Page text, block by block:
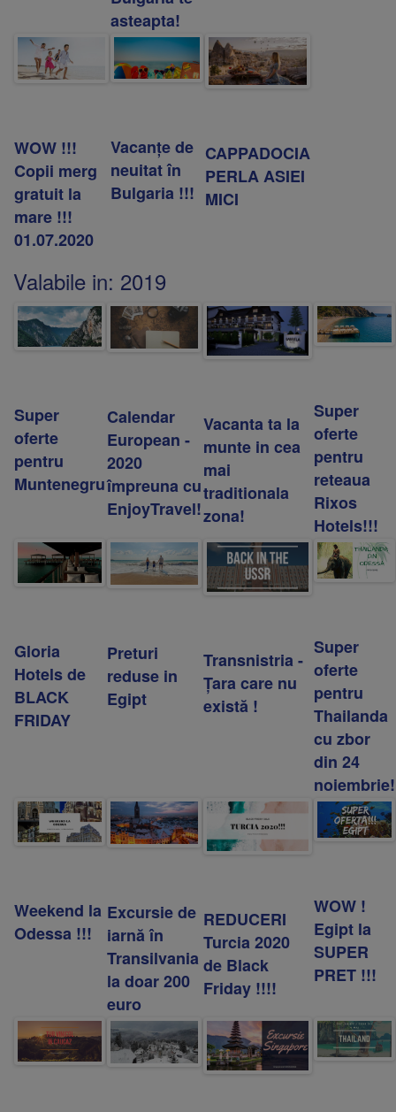
asteapta!
WOW !!!
Copii merg
gratuit la
mare !!!
01.07.2020
Vacanţe de
neuitat în
Bulgaria !!!
CAPPADOCIA
PERLA ASIEI
MICI
Valabile in: 2019
Super
oferte
pentru
Muntenegru
Calendar
European -
2020
împreuna cu
EnjoyTravel!
Vacanta ta la
munte in cea
mai
traditionala
zona!
Super
oferte
pentru
reteaua
Rixos
Hotels!!!
Gloria
Hotels de
BLACK
FRIDAY
Preturi
reduse in
Egipt
Transnistria -
Țara care nu
există !
Super
oferte
pentru
Thailanda
cu zbor
din 24
noiembrie!
Weekend la
Odessa !!!
Excursie de
iarnă în
Transilvania
la doar 200
euro
REDUCERI
Turcia 2020
de Black
Friday !!!!
WOW !
Egipt la
SUPER
PRET !!!